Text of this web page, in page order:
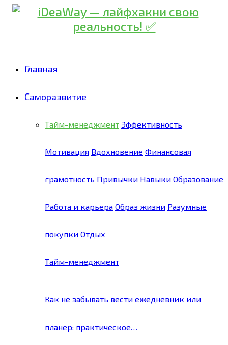
Главная
Саморазвитие
Тайм-менеджмент Эффективность
Мотивация Вдохновение Финансовая
грамотность Привычки Навыки Образование
Работа и карьера Образ жизни Разумные
покупки Отдых
Тайм-менеджмент
Как не забывать вести ежедневник или
планер: практическое…